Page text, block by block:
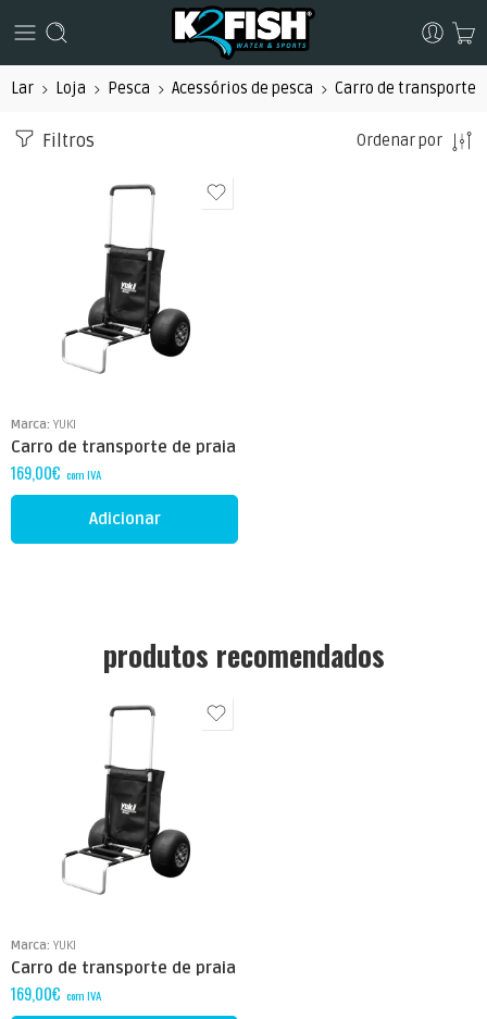
Lar Loja Pesca Acessórios de pesca Carro de transporte
Filtros Ordenar por
Marca: YUKI
Carro de transporte de praia
169,00€ com IVA
Adicionar
produtos recomendados
Marca: YUKI
Carro de transporte de praia
169,00€ com IVA